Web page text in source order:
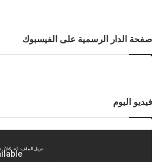
صفحة الدار الرسمية على الفيسبوك
فيديو اليوم
تنزيل الملف: https://www.youtube.com/watch?v=FJdj7tk_7jI&_=1